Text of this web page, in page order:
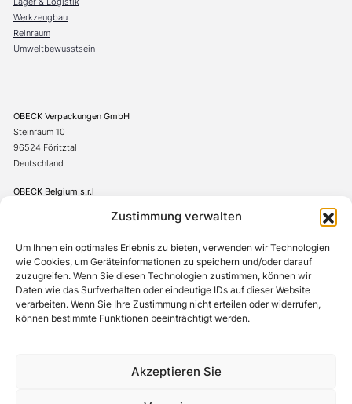
Zustimmung verwalten
Um Ihnen ein optimales Erlebnis zu bieten, verwenden wir Technologien
wie Cookies, um Geräteinformationen zu speichern und/oder darauf
zuzugreifen. Wenn Sie diesen Technologien zustimmen, können wir
Daten wie das Surfverhalten oder eindeutige IDs auf dieser Website
verarbeiten. Wenn Sie Ihre Zustimmung nicht erteilen oder widerrufen,
können bestimmte Funktionen beeinträchtigt werden.
Akzeptieren Sie
Werkzeugbau
Reinraum
Umweltbewusstsein
OBECK Verpackungen GmbH
Steinräum 10
96524 Föritztal
Deutschland
OBECK Belgium s.r.l
+49(0)367542706-0